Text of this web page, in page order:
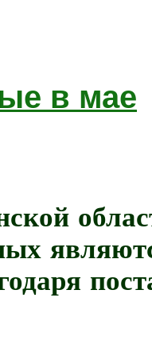
в мае